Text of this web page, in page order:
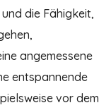
die Fähigkeit,
angemessene
entspannende
vor dem